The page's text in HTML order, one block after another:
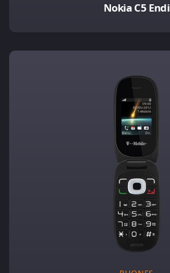
Nokia C5 Endi